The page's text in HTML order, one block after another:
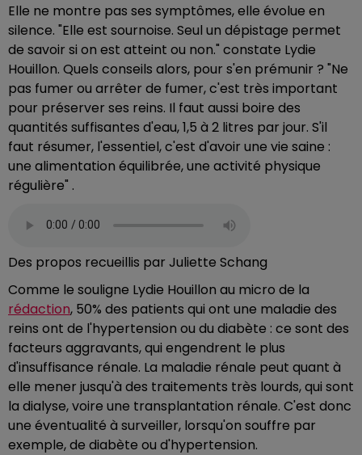
Elle ne montre pas ses symptômes, elle évolue en
silence. "Elle est sournoise. Seul un dépistage permet
de savoir si on est atteint ou non." constate Lydie
Houillon. Quels conseils alors, pour s'en prémunir ? "Ne
pas fumer ou arrêter de fumer, c'est très important
pour préserver ses reins. Il faut aussi boire des
quantités suffisantes d'eau, 1,5 à 2 litres par jour. S'il
faut résumer, l'essentiel, c'est d'avoir une vie saine :
une alimentation équilibrée, une activité physique
régulière" .
Des propos recueillis par Juliette Schang
Comme le souligne Lydie Houillon au micro de la
rédaction, 50% des patients qui ont une maladie des
reins ont de l'hypertension ou du diabète : ce sont des
facteurs aggravants, qui engendrent le plus
d'insuffisance rénale. La maladie rénale peut quant à
elle mener jusqu'à des traitements très lourds, qui sont
la dialyse, voire une transplantation rénale. C'est donc
une éventualité à surveiller, lorsqu'on souffre par
exemple, de diabète ou d'hypertension.